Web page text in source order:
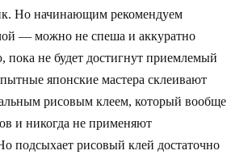
Но начинающим рекомендуем
— можно не спеша и аккуратно
пока не будет достигнут приемлемый
японские мастера склеивают
рисовым клеем, который вообще
и никогда не применяют
подсыхает рисовый клей достаточно